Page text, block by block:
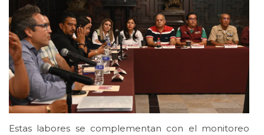
Estas labores se complementan con el monitoreo